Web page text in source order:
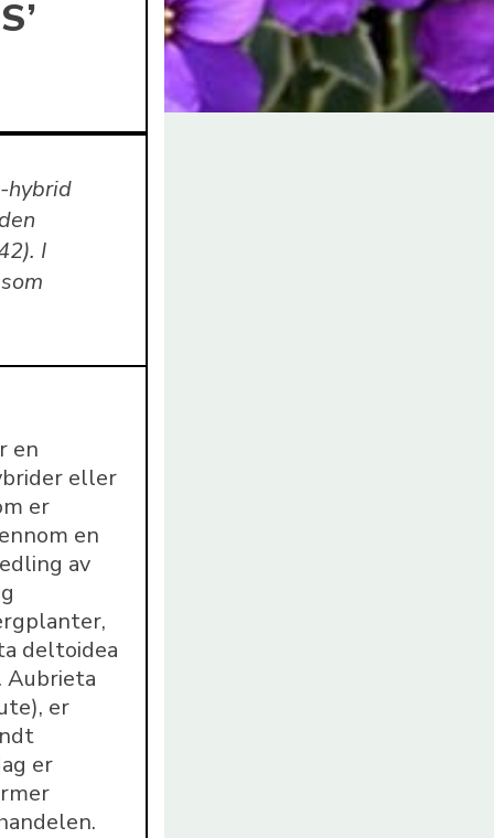
hybrid
I
en
eller
er
en
av
deltoidea
Aubrieta
er
er